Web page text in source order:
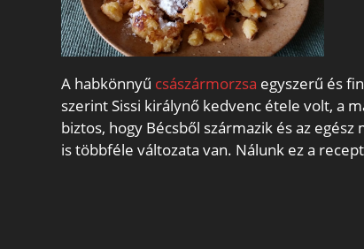
A habkönnyű császármorzsa egyszerű és
szerint Sissi királynő kedvenc étele volt, a
biztos, hogy Bécsből származik és az
is többféle változata van. Nálunk ez a